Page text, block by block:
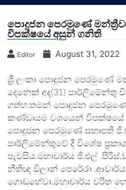
පොදුජන පෙරමුණේ
විපක්ෂයේ අසුන් ගනිති
Editor August 31, 2022
ශ්‍රී ලංකා පොදුජන පෙරමුණේ
දෙනෙක් අද(31) පාර්ලිමේන්තු
ගත්හ.තමන් පොදුජන පෙරමුණේ
කණ්ඩායම වශයෙන් විපක්ෂයේ
පොදුජන පෙරමුණේ සභාපති
පාර්ලිමේන්තුවේ දී විශේෂ
පැවසීය.මහාචාර්ය ජී.එල්
නීතිඥ ඩිලාන් පෙරේරා
ගොඩහේවා,මහාචාර්ය චරිත